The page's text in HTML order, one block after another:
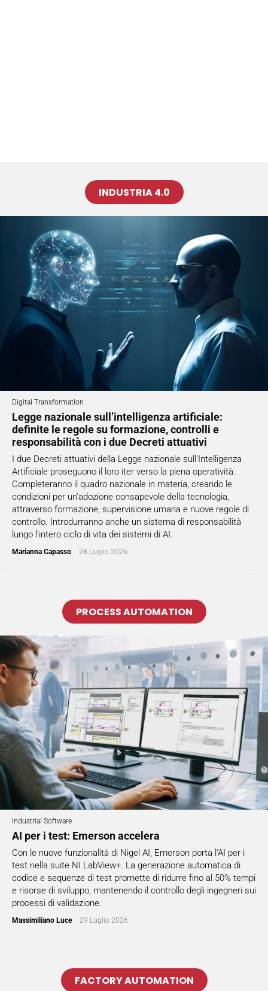
INDUSTRIA 4.0
Digital Transformation
Legge nazionale sull’intelligenza artificiale:
definite le regole su formazione, controlli e
responsabilità con i due Decreti attuativi
I due Decreti attuativi della Legge nazionale sull’Intelligenza
Artificiale proseguono il loro iter verso la piena operatività.
Completeranno il quadro nazionale in materia, creando le
condizioni per un’adozione consapevole della tecnologia,
attraverso formazione, supervisione umana e nuove regole di
controllo. Introdurranno anche un sistema di responsabilità
lungo l’intero ciclo di vita dei sistemi di AI.
Marianna Capasso 28 Luglio 2026
PROCESS AUTOMATION
Industrial Software
AI per i test: Emerson accelera
Con le nuove funzionalità di Nigel AI, Emerson porta l'AI per i
test nella suite NI LabView+. La generazione automatica di
codice e sequenze di test promette di ridurre fino al 50% tempi
e risorse di sviluppo, mantenendo il controllo degli ingegneri sui
processi di validazione.
Massimiliano Luce 29 Luglio 2026
FACTORY AUTOMATION